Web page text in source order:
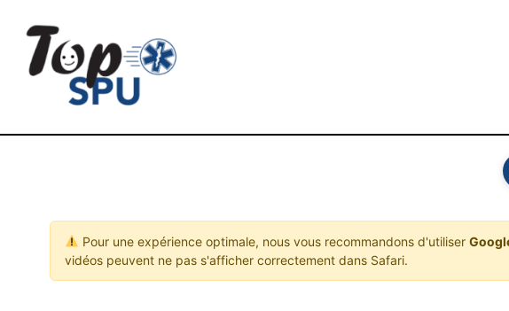
Pour une expérience optimale, nous vous recommandons d'utiliser
vidéos peuvent ne pas s'afficher correctement dans Safari.